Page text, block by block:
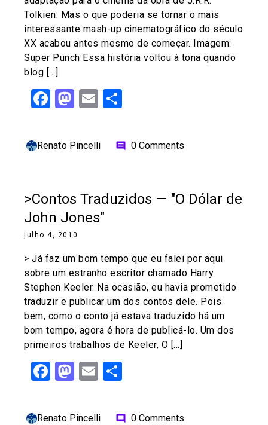
Tolkien. Mas o que poderia se tornar o mais
interessante mash-up cinematográfico do século
XX acabou antes mesmo de começar. Imagem:
Super Punch Essa história voltou à tona quando
blog […]
Facebook
Mastodon
Email
Renato Pincelli comment 0 Comments
>Contos Traduzidos — "O Dólar de
John Jones"
julho 4, 2010
> Já faz um bom tempo que eu falei por aqui
sobre um estranho escritor chamado Harry
Stephen Keeler. Na ocasião, eu havia prometido
traduzir e publicar um dos contos dele. Pois
bem, como o conto já estava traduzido há um
bom tempo, agora é hora de publicá-lo. Um dos
primeiros trabalhos de Keeler, O […]
Facebook
Mastodon
Email
Renato Pincelli comment 0 Comments